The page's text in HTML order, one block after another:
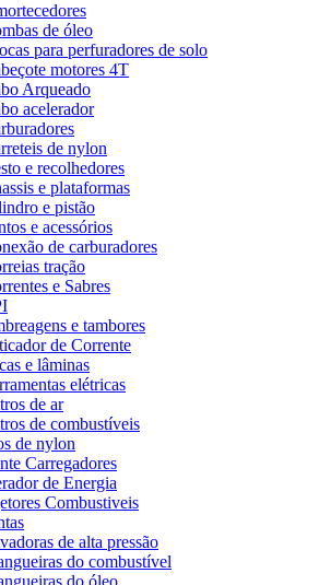
de óleo
para perfuradores de solo
motores 4T
Arqueado
acelerador
de nylon
e recolhedores
e plataformas
e pistão
e acessórios
de carburadores
tração
e Sabres
e tambores
de Corrente
e lâminas
elétricas
de ar
de combustíveis
de nylon
Carregadores
de Energia
Combustiveis
de alta pressão
do combustível
do óleo